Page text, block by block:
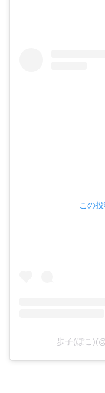
この
歩子(ぽこ